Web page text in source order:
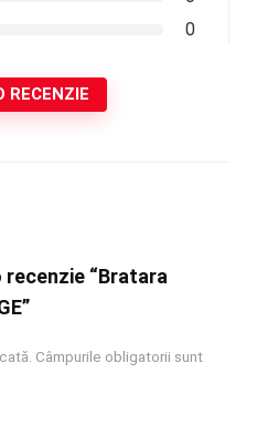
0
RECENZIE
recenzie “Bratara
Câmpurile obligatorii sunt